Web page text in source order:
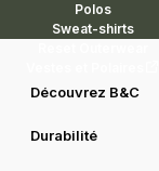
Polos
Sweat-shirts
Découvrez B&C
Durabilité